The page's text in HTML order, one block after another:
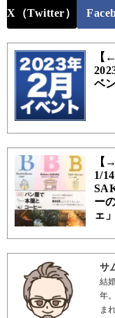
X（Twitter）
【
ベ
【
1/
ー
ェ
サ
結
年
ま